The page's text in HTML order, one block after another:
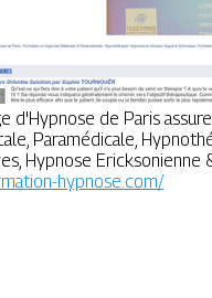
d'Hypnose de Paris
Paramédicale,
Hypnose Ericksonienne
hypnose.com/